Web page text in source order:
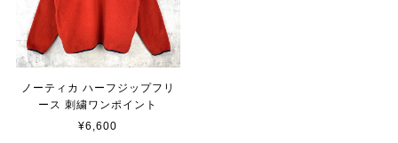
ノーティカ ハーフジップフリ
ース 刺繍ワンポイント
¥6,600